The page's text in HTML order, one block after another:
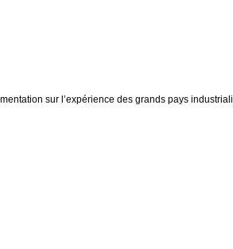
sur l’expérience des grands pays